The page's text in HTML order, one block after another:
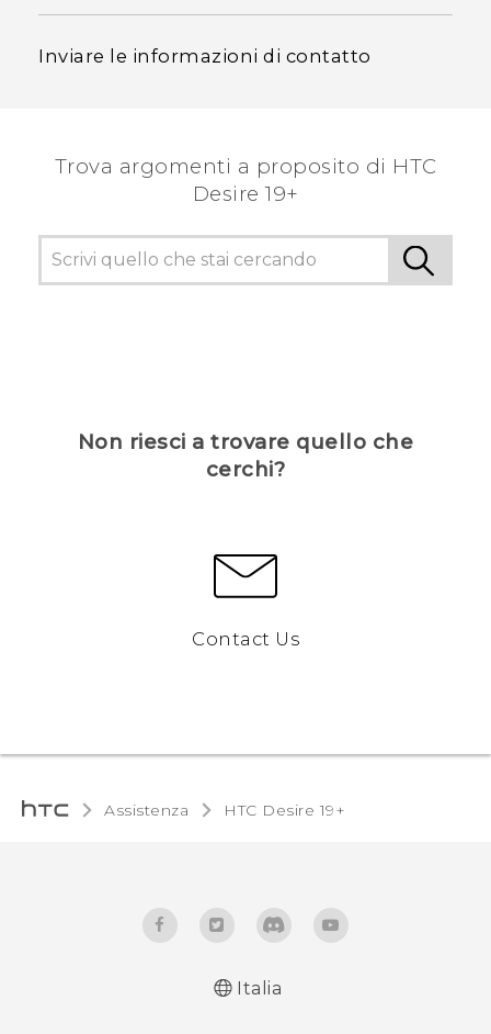
Inviare le informazioni di contatto
Trova argomenti a proposito di ‎HTC
Desire 19+‎
Non riesci a trovare quello che
cerchi?
Contact Us
Assistenza ‎HTC Desire 19+‎‎
Italia